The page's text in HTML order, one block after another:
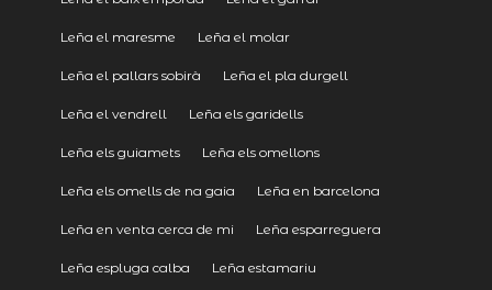
Leña el maresme Leña el molar
Leña el pallars sobirà Leña el pla durgell
Leña el vendrell Leña els garidells
Leña els guiamets Leña els omellons
Leña els omells de na gaia Leña en barcelona
Leña en venta cerca de mi Leña esparreguera
Leña espluga calba Leña estamariu